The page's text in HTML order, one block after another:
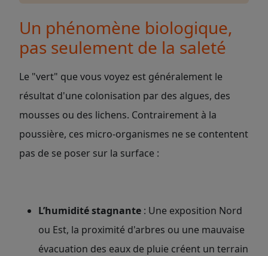
Un phénomène biologique,
pas seulement de la saleté
Le "vert" que vous voyez est généralement le
résultat d'une colonisation par des algues, des
mousses ou des lichens. Contrairement à la
poussière, ces micro-organismes ne se contentent
pas de se poser sur la surface :
L’humidité stagnante : Une exposition Nord
ou Est, la proximité d'arbres ou une mauvaise
évacuation des eaux de pluie créent un terrain